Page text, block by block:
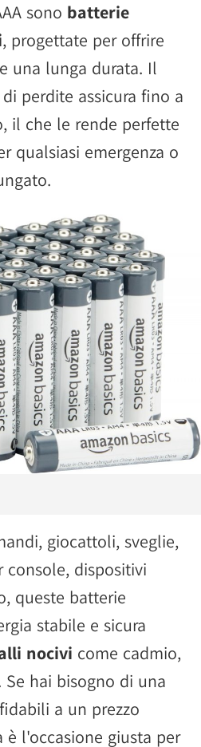
sono batterie
, progettate per offrire
una lunga durata. Il
perdite assicura fino a
il che le rende perfette
qualsiasi emergenza o
giocattoli, sveglie,
dispositivi
queste batterie
stabile e sicura
nocivi come cadmio,
hai bisogno di una
a un prezzo
è l'occasione giusta per